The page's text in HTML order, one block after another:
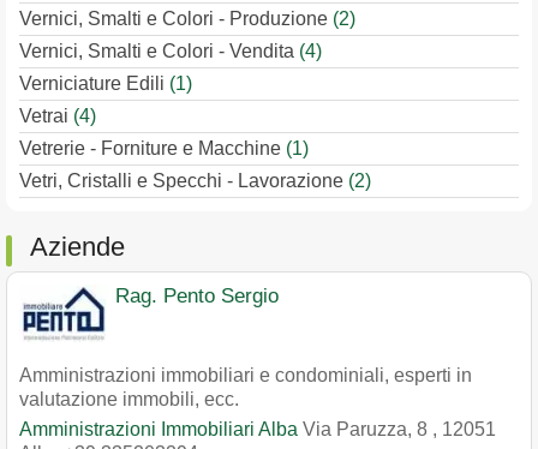
Vernici, Smalti e Colori - Produzione (2)
Vernici, Smalti e Colori - Vendita (4)
Verniciature Edili (1)
Vetrai (4)
Vetrerie - Forniture e Macchine (1)
Vetri, Cristalli e Specchi - Lavorazione (2)
Aziende
Rag. Pento Sergio
Amministrazioni immobiliari e condominiali, esperti in
valutazione immobili, ecc.
Amministrazioni Immobiliari Alba Via Paruzza, 8 , 12051